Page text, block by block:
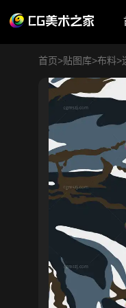
首页>贴图库>布料>